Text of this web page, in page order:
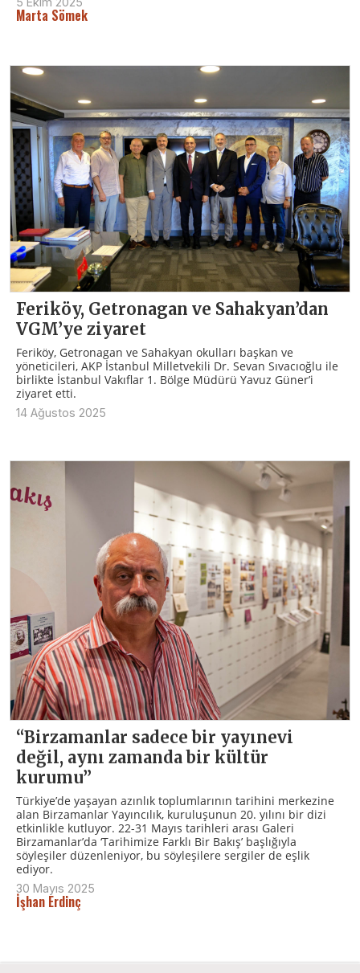
Marta Sömek
Feriköy, Getronagan ve Sahakyan’dan
VGM’ye ziyaret
Feriköy, Getronagan ve Sahakyan okulları başkan ve
yöneticileri, AKP İstanbul Milletvekili Dr. Sevan Sıvacıoğlu ile
birlikte İstanbul Vakıflar 1. Bölge Müdürü Yavuz Güner’i
ziyaret etti.
14 Ağustos 2025
“Birzamanlar sadece bir yayınevi
değil, aynı zamanda bir kültür
kurumu”
Türkiye’de yaşayan azınlık toplumlarının tarihini merkezine
alan Birzamanlar Yayıncılık, kuruluşunun 20. yılını bir dizi
etkinlikle kutluyor. 22-31 Mayıs tarihleri arası Galeri
Birzamanlar’da ‘Tarihimize Farklı Bir Bakış’ başlığıyla
söyleşiler düzenleniyor, bu söyleşilere sergiler de eşlik
ediyor.
30 Mayıs 2025
İşhan Erdinç